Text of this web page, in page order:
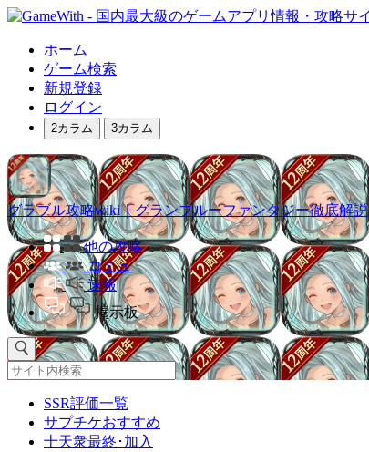
ホーム
ゲーム検索
新規登録
ログイン
2カラム 3カラム
グラブル攻略wiki｜グランブルーファンタジー徹底解説
他の攻略
コミュ
速報
掲示板
SSR評価一覧
サプチケおすすめ
十天衆最終･加入